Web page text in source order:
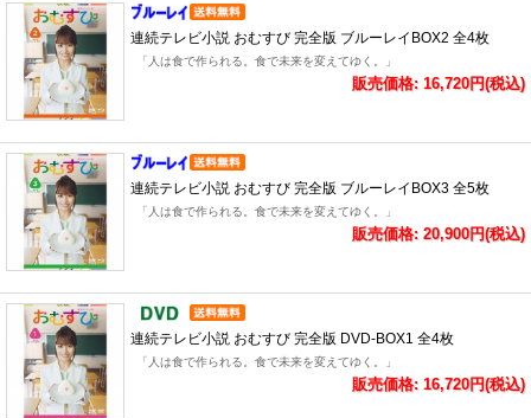
連続テレビ小説 おむすび 完全版 ブルーレイBOX2 全4枚
「人は食で作られる。食で未来を変えてゆく。」
販売価格: 16,720円(税込)
連続テレビ小説 おむすび 完全版 ブルーレイBOX3 全5枚
「人は食で作られる。食で未来を変えてゆく。」
販売価格: 20,900円(税込)
連続テレビ小説 おむすび 完全版 DVD-BOX1 全4枚
「人は食で作られる。食で未来を変えてゆく。」
販売価格: 16,720円(税込)